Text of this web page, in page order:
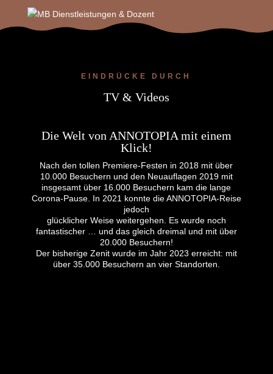
EINDRÜCKE DURCH
TV & Videos
Die Welt von ANNOTOPIA mit einem
Klick!
Nach den tollen Premiere-Festen in 2018 mit über
10.000 Besuchern und den Neuauflagen 2019 mit
insgesamt über 16.000 Besuchern kam die lange
Corona-Pause. In 2021 konnte die ANNOTOPIA-Reise
jedoch
glücklicher Weise weitergehen. Es wurde noch
fantastischer … und das gleich dreimal und mit über
20.000 Besuchern!
Der bisherige Zenit wurde im Jahr 2023 erreicht: mit
über 35.000 Besuchern an vier Standorten.